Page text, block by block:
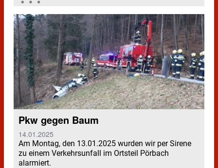
Pkw gegen Baum
14.01.2025
Am Montag, den 13.01.2025 wurden wir per Sirene
zu einem Verkehrsunfall im Ortsteil Pörbach
alarmiert.